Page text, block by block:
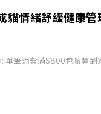
貓情緒舒緩健康管
單筆消費滿$800包順豐到